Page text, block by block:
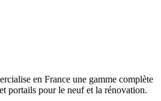
en France une gamme complète
portails pour le neuf et la rénovation.